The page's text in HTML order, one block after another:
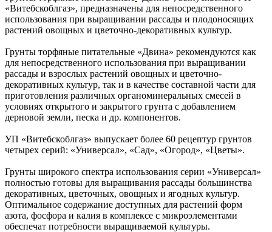
«Витебскоблгаз», предназначены для непосредственного
использования при выращивании рассады и плодоносящих
растений овощных и цветочно-декоративных культур.
Грунты торфяные питательные «Двина» рекомендуются как
для непосредственного использования при выращивании
рассады и взрослых растений овощных и цветочно-
декоративных культур, так и в качестве составной части для
приготовления различных органоминеральных смесей в
условиях открытого и закрытого грунта с добавлением
дерновой земли, песка и др. компонентов.
УП «Витебскоблгаз» выпускает более 60 рецептур грунтов
четырех серий: «Универсал», «Сад», «Огород», «Цветы».
Грунты широкого спектра использования серии «Универсал»
полностью готовы для выращивания рассады большинства
декоративных, цветочных, овощных и ягодных культур.
Оптимальное содержание доступных для растений форм
азота, фосфора и калия в комплексе с микроэлементами
обеспечат потребности выращиваемой культуры.